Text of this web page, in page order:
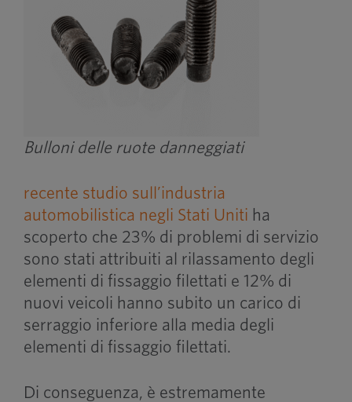
Bulloni delle ruote danneggiati
recente studio sull’industria
automobilistica negli Stati Uniti ha
scoperto che 23% di problemi di servizio
sono stati attribuiti al rilassamento degli
elementi di fissaggio filettati e 12% di
nuovi veicoli hanno subito un carico di
serraggio inferiore alla media degli
elementi di fissaggio filettati.
Di conseguenza, è estremamente